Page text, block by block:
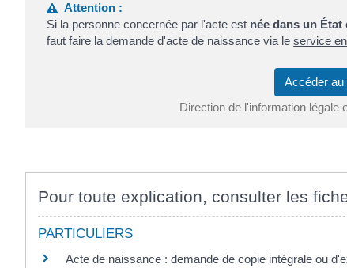
Attention :
Si la personne concernée par l'acte est née dans un
faut faire la demande d'acte de naissance via leservice
Accéder
Direction de l'information légale
Pour toute explication, consulter les
PARTICULIERS
Acte de naissance : demande de copie intégrale ou